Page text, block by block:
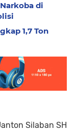
di
1,7 Ton
Silaban SH